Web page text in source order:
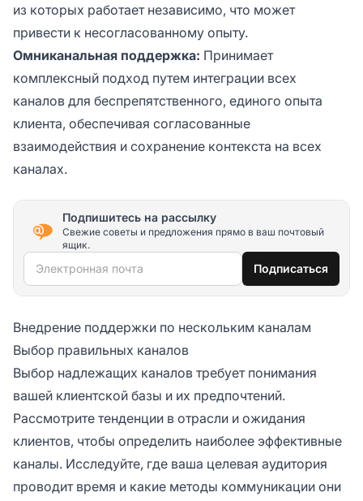
из которых работает независимо, что может
привести к несогласованному опыту.
Омниканальная поддержка: Принимает
комплексный подход путем интеграции всех
каналов для беспрепятственного, единого опыта
клиента, обеспечивая согласованные
взаимодействия и сохранение контекста на всех
каналах.
Подпишитесь на рассылку
Свежие советы и предложения прямо в ваш почтовый
ящик.
Электронная почта Подписаться
Внедрение поддержки по нескольким каналам
Выбор правильных каналов
Выбор надлежащих каналов требует понимания
вашей клиентской базы и их предпочтений.
Рассмотрите тенденции в отрасли и ожидания
клиентов, чтобы определить наиболее эффективные
каналы. Исследуйте, где ваша целевая аудитория
проводит время и какие методы коммуникации они